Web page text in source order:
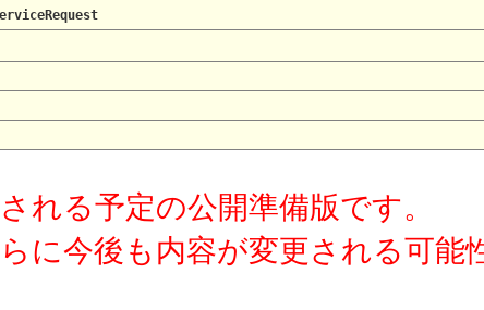
れる予定の公開準備版です。
に今後も内容が変更される可能